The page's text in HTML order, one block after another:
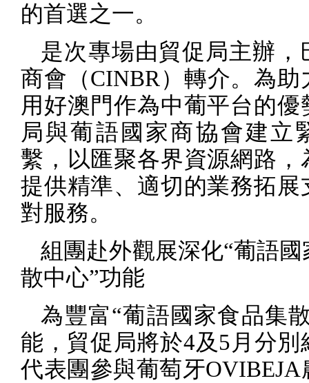
的首選之一。
是次專場由貿促局主辦，
商會（CINBR）轉介。為助
用好澳門作為中葡平台的優
局與葡語國家商協會建立
繫，以匯聚各界資源網路，
提供精準、適切的業務拓展
對服務。
組團赴外觀展深化“葡語
散中心”功能
為豐富“葡語國家食品集
能，貿促局將於4及 5 月分別
代表團參與葡萄牙OVIBEJA